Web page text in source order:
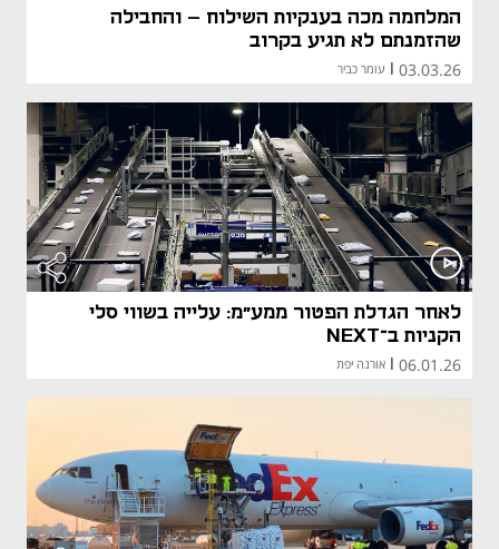
המלחמה מכה בענקיות השילוח — והחבילה
שהזמנתם לא תגיע בקרוב
03.03.26 עומר כביר
לאחר הגדלת הפטור ממע"מ: עלייה בשווי סלי
הקניות ב־NEXT
06.01.26 אורנה יפת